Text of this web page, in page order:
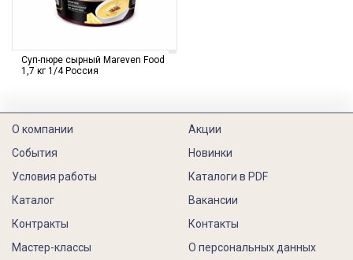
Суп-пюре сырный Mareven Food
1,7 кг 1/4 Россия
О компании
События
Условия работы
Каталог
Контракты
Акции
Новинки
Каталоги в PDF
Вакансии
Контакты
Мастер-классы
О персональных данных